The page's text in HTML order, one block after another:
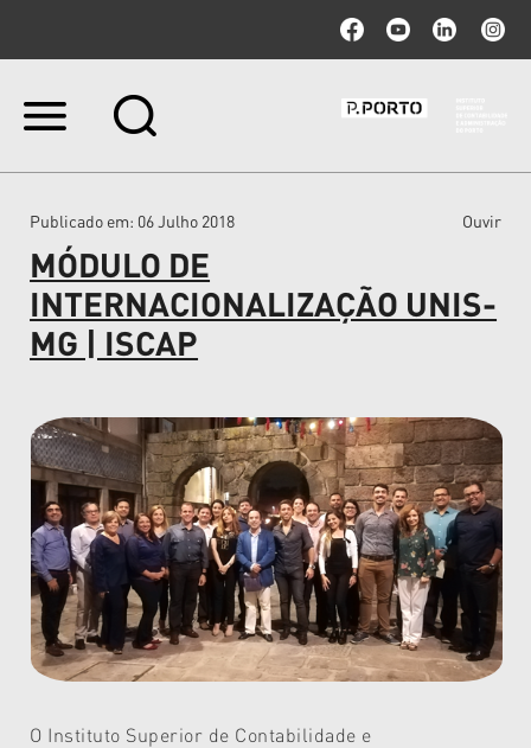
Ir
Ir
navegação
Publicado em: 06 Julho 2018 Ouvir
MÓDULO DE
INTERNACIONALIZAÇÃO UNIS-
MG | ISCAP
O Instituto Superior de Contabilidade e